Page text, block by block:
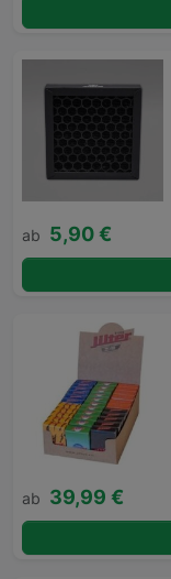
ab 5,90 €
ab 39,99 €